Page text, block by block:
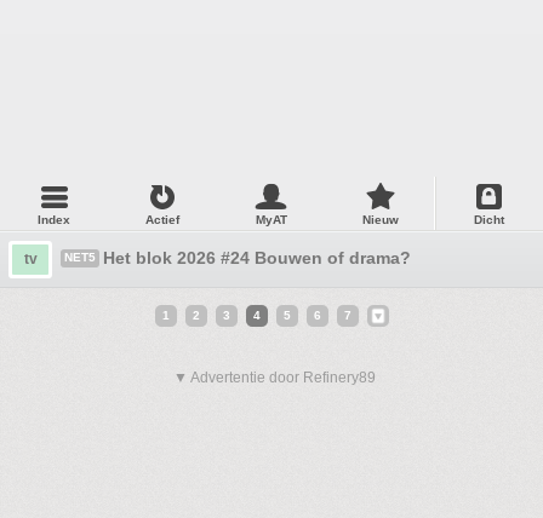
Index Actief MyAT Nieuw Dicht
tv NET5 Het blok 2026 #24 Bouwen of drama?
1 2 3 4 5 6 7
▼ Advertentie door Refinery89